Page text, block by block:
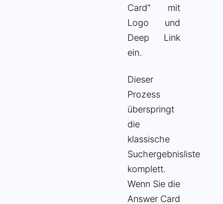
Card“ mit
Logo und
Deep Link
ein.
Dieser
Prozess
überspringt
die
klassische
Suchergebnisliste
komplett.
Wenn Sie die
Answer Card